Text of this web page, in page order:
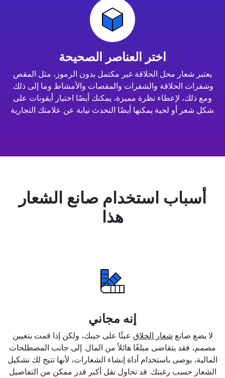
اختر العناصر الصحيحة
يعتبر شعار محل الحلاقة غير مكتمل بدون الرموز، مثل المقص
وشفرات الحلاقة والشفرات والمقصات والأمشاط وما إلى ذلك.
ومع ذلك، لإعطاء نظرة مميزة، يمكنك أيضًا اختيار أيقونات على
شكل شعر أو لحية يمكنها أيضًا التحدث نيابة عن علامتك التجارية.
أسباب استخدام صانع الشعار
هذا
إنه مجاني
لا يضع صانع شعار الحلاق عبئًا على جيبك، ولكن إذا قمت بتعيين
مصمم، فقد يتقاضى مبلغًا هائلاً من المال. إلى جانب المصطلحات
المالية، يوصى باستخدام أداة إنشاء الشعارات، لأنها تتيح لك تشكيل
الشعار حسب رغبتك. قد تحاول نقل أكبر قدر ممكن من التفاصيل